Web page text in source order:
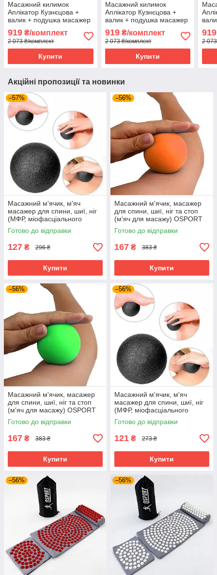
Масажний килимок
Аплікатор Кузнєцова +
валик + подушка масажер
для спини/шиї/ніг
OSPORT Lotus Set (n-
0003) Чорно-сірий
919 ₴/комплект
2 073 ₴/комплект
Купити
Масажний килимок
Аплікатор Кузнєцова +
валик + подушка масажер
для спини/шиї/ніг
OSPORT Lotus Set (n-
0003) Чорно-синій
919₴/комплект
2 073 ₴/комплект
Купити
для
919
2
Акційні пропозиції та новинки
–57%
Масажний м'ячик, м'яч
масажер для спини, шиї, ніг
(МФР, міофасціального
релізу) OSPORT EPP 12см
(MS 3338-2) Чорний
Готово до відправки
127 ₴ 296 ₴
Купити
–56%
Масажний м'ячик, масажер
для спини, шиї, ніг та стоп
(м'яч для масажу) OSPORT
6см (MS 3271-1)
Помаранчевий
Готово до відправки
167 ₴ 383 ₴
Купити
–56%
Масажний м'ячик, масажер
для спини, шиї, ніг та стоп
(м'яч для масажу) OSPORT
6см (MS 3271-1) Зелений
Готово до відправки
167 ₴ 383 ₴
Купити
–56%
Масажний м'ячик, м'яч
масажер для спини, шиї, ніг
(МФР, міофасціального
релізу) OSPORT EPP 10см
(MS 3338-3) Чорний
Готово до відправки
121 ₴ 273 ₴
Купити
–56% –56%